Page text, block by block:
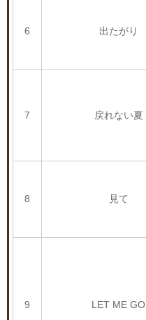
6 出たがり
7 戻れない夏
8 見て
9 LET ME GO